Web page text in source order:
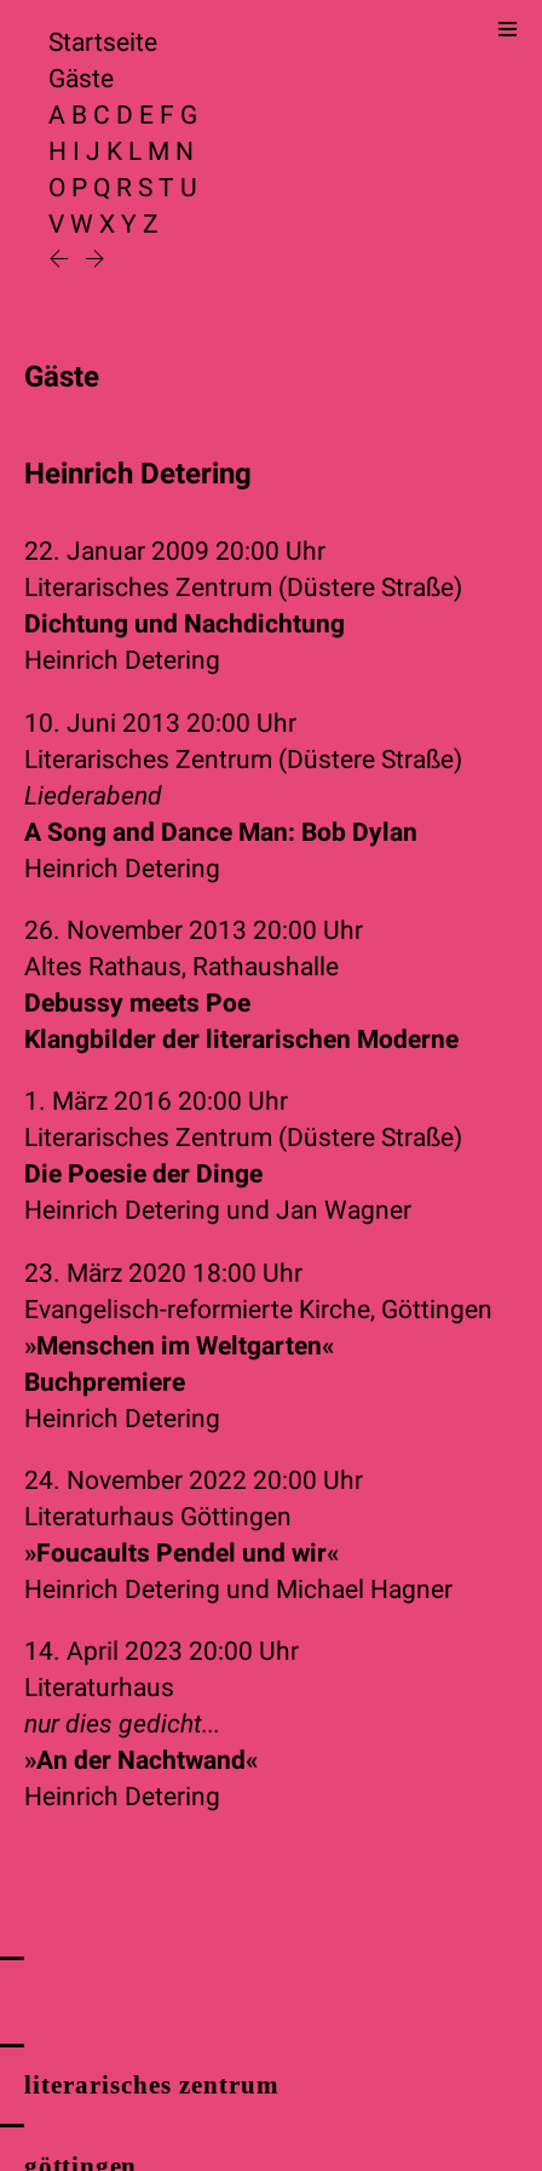
literarisches zentrum
Startseite
Gäste
A B C D E F G
H I J K L M N
O P Q R S T U
V W X Y Z
Gäste
Heinrich Detering
22. Januar 2009 20:00 Uhr
Literarisches Zentrum (Düstere Straße)
Dichtung und Nachdichtung
Heinrich Detering
10. Juni 2013 20:00 Uhr
Literarisches Zentrum (Düstere Straße)
Liederabend
A Song and Dance Man: Bob Dylan
Heinrich Detering
26. November 2013 20:00 Uhr
Altes Rathaus, Rathaushalle
Debussy meets Poe
Klangbilder der literarischen Moderne
1. März 2016 20:00 Uhr
Literarisches Zentrum (Düstere Straße)
Die Poesie der Dinge
Heinrich Detering und Jan Wagner
23. März 2020 18:00 Uhr
Evangelisch-reformierte Kirche, Göttingen
»Menschen im Weltgarten«
Buchpremiere
Heinrich Detering
24. November 2022 20:00 Uhr
Literaturhaus Göttingen
»Foucaults Pendel und wir«
Heinrich Detering und Michael Hagner
14. April 2023 20:00 Uhr
Literaturhaus
nur dies gedicht...
»An der Nachtwand«
Heinrich Detering